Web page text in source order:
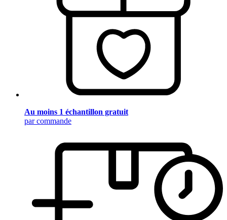
Au moins 1 échantillon gratuit
par commande